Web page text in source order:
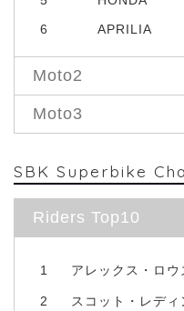
6
APRILIA
Moto2
Moto3
SBK Superbike
Riders Top10
1 アレックス・ロ
2 スコット・レデ